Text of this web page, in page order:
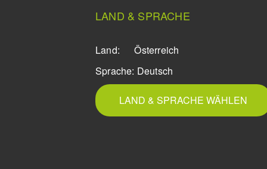
LAND & SPRACHE
Land:
Österreich
Sprache: Deutsch
LAND & SPRACHE WÄHLEN